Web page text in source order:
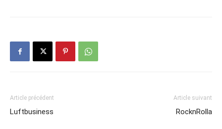
Article précédent
Luftbusiness
Article suivant
RocknRolla